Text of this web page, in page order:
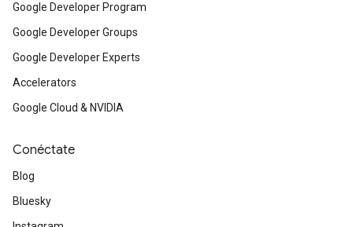
Google Developer Program
Google Developer Groups
Google Developer Experts
Accelerators
Google Cloud & NVIDIA
Conéctate
Blog
Bluesky